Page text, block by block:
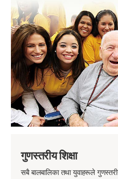
गुणस्तरीय शिक्षा
सबै बालबालिका तथा युवाहरूले